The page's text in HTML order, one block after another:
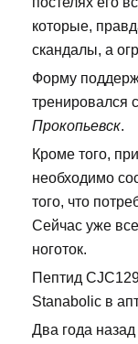
которые,
скандалы, а
Форму
тренировался
Прокопьевск.
Кроме того,
необходимо
того, что
Сейчас уже
ноготок.
Пептид
Stanabolic в
Два года